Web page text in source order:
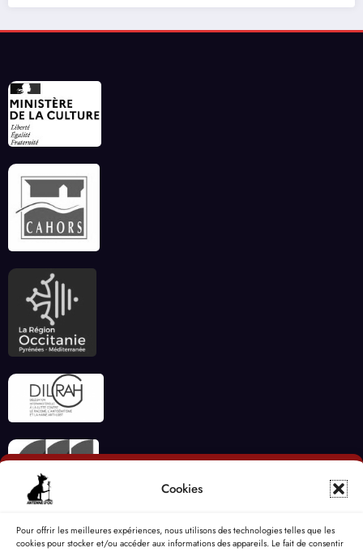
Cookies
Pour offrir les meilleures expériences, nous utilisons des technologies telles que les
cookies pour stocker et/ou accéder aux informations des appareils. Le fait de consentir